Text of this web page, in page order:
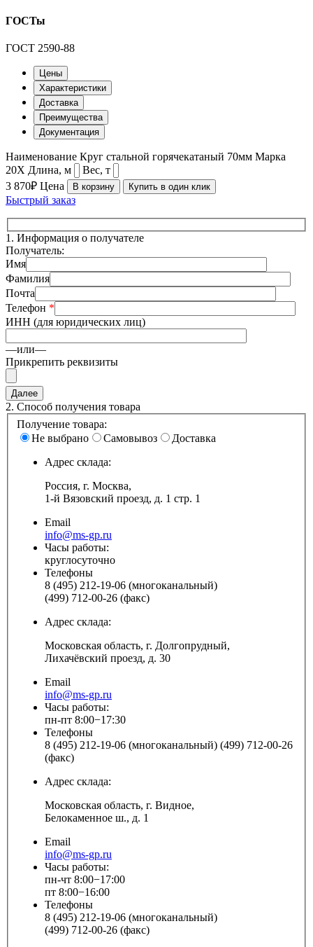
ГОСТы
ГОСТ 2590-88
Цены
Характеристики
Доставка
Преимущества
Документация
Наименование Круг стальной горячекатаный 70мм Марка
20Х Длина, м
Вес, т
3 870₽ Цена В корзину Купить в один клик
Быстрый заказ
1. Информация о получателе
Получатель:
Имя
Фамилия
Почта
Телефон *
ИНН (для юридических лиц)
—или—
Прикрепить реквизиты
2. Способ получения товара
Получение товара:
Не выбрано
Самовывоз
Доставка
Адрес склада:
Россия, г. Москва,
1-й Вязовский проезд, д. 1 стр. 1
Email
info@ms-gp.ru
Часы работы:
круглосуточно
Телефоны
8 (495) 212-19-06 (многоканальный)
(499) 712-00-26 (факс)
Адрес склада:
Московская область, г. Долгопрудный,
Лихачёвский проезд, д. 30
Email
info@ms-gp.ru
Часы работы:
пн-пт 8:00−17:30
Телефоны
8 (495) 212-19-06 (многоканальный) (499) 712-00-26
(факс)
Адрес склада:
Московская область, г. Видное,
Белокаменное ш., д. 1
Email
info@ms-gp.ru
Часы работы:
пн-чт 8:00−17:00
пт 8:00−16:00
Телефоны
8 (495) 212-19-06 (многоканальный)
(499) 712-00-26 (факс)